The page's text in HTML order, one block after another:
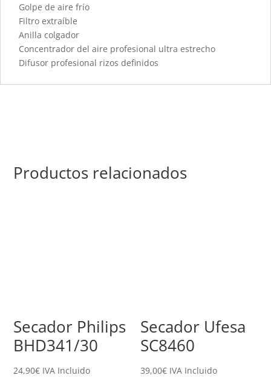
Golpe de aire frío
Filtro extraíble
Anilla colgador
Concentrador del aire profesional ultra estrecho
Difusor profesional rizos definidos
Productos relacionados
Secador Philips
BHD341/30
24,90€ IVA Incluido
Secador Ufesa
SC8460
39,00€ IVA Incluido